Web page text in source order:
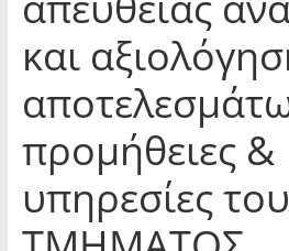
και
προμήθειες &
υπηρεσίες του